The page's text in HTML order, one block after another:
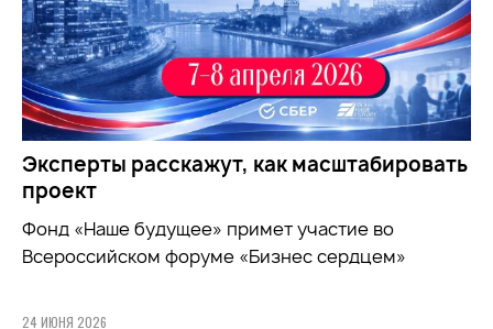
Эксперты расскажут, как масштабировать
проект
Фонд «Наше будущее» примет участие во
Всероссийском форуме «Бизнес сердцем»
24 ИЮНЯ 2026